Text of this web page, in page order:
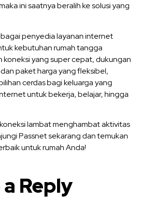
ini saatnya beralih ke solusi yang
penyedia layanan internet
kebutuhan rumah tangga
koneksi yang super cepat, dukungan
paket harga yang fleksibel,
cerdas bagi keluarga yang
untuk bekerja, belajar, hingga
lambat menghambat aktivitas
Passnetsekarang dan temukan
untuk rumah Anda!
Reply